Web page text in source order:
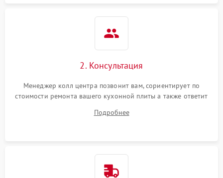
2. Консультация
Менеджер колл центра позвонит вам, сориентирует по
стоимости ремонта вашего кухонной плиты а также ответит
Подробнее